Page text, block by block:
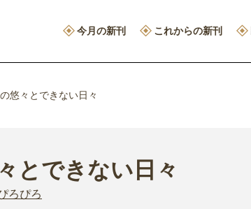
今月の新刊 これからの新刊
悠々とできない日々
とできない日々
ろぴろ